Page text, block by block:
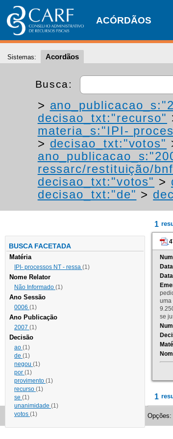
ACÓRDÃOS
Sistemas: Acordãos
Busca:
>
decisao_txt:"recurso"
materia_s:"IPI-
> decisao_txt:"votos"
ressarc/restituição/
decisao_txt:"votos" >
decisao_txt:"de" >
BUSCA FACETADA
Matéria
IPI- processos NT - ressa (1)
Nome Relator
Não Informado (1)
Ano Sessão
0006 (1)
Ano Publicação
2007 (1)
Decisão
ao (1)
de (1)
negou (1)
por (1)
provimento (1)
recurso (1)
se (1)
unanimidade (1)
votos (1)
1
uma
se
1
Opções: